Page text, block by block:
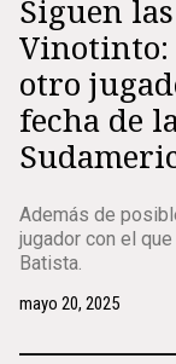
Siguen
Vinotinto:
otro
fecha de
Además de
jugador con el
Batista.
mayo 20, 2025